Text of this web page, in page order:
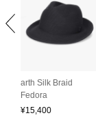
arth Silk Braid
Fedora
¥15,400